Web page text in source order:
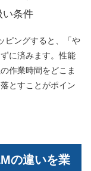
い条件
ピングすると、「や
に済みます。性能
作業時間をどこま
とすことがポイン
の違いを業